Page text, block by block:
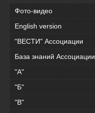
Фото-видео
English version
"ВЕСТИ" Ассоциации
База знаний Ассоциации
"А"
"Б"
"В"